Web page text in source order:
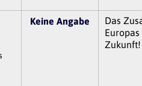
Keine Angabe
Das
Zukunft!